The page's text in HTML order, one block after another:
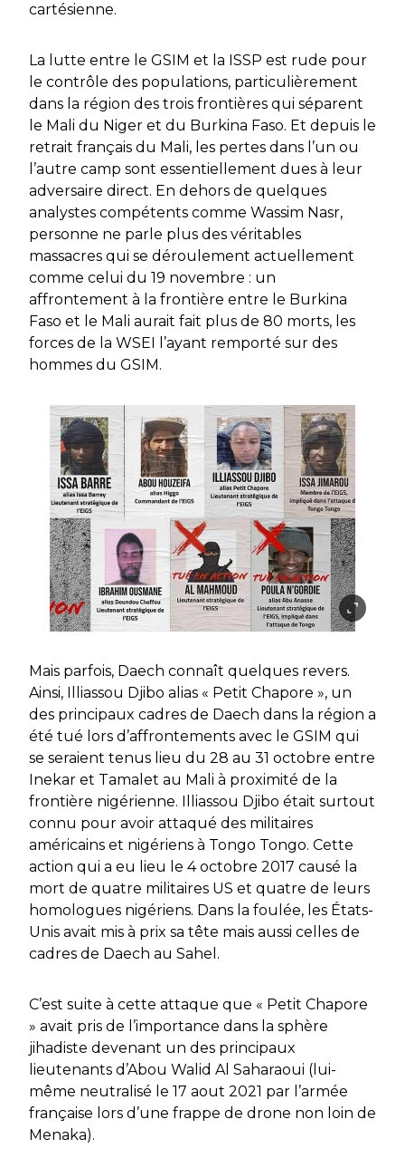
cartésienne.
La lutte entre le GSIM et la ISSP est rude pour
le contrôle des populations, particulièrement
dans la région des trois frontières qui séparent
le Mali du Niger et du Burkina Faso. Et depuis le
retrait français du Mali, les pertes dans l’un ou
l’autre camp sont essentiellement dues à leur
adversaire direct. En dehors de quelques
analystes compétents comme Wassim Nasr,
personne ne parle plus des véritables
massacres qui se déroulement actuellement
comme celui du 19 novembre : un
affrontement à la frontière entre le Burkina
Faso et le Mali aurait fait plus de 80 morts, les
forces de la WSEI l’ayant remporté sur des
hommes du GSIM.
Mais parfois, Daech connaît quelques revers.
Ainsi, Illiassou Djibo alias « Petit Chapore », un
des principaux cadres de Daech dans la région a
été tué lors d’affrontements avec le GSIM qui
se seraient tenus lieu du 28 au 31 octobre entre
Inekar et Tamalet au Mali à proximité de la
frontière nigérienne. Illiassou Djibo était surtout
connu pour avoir attaqué des militaires
américains et nigériens à Tongo Tongo. Cette
action qui a eu lieu le 4 octobre 2017 causé la
mort de quatre militaires US et quatre de leurs
homologues nigériens. Dans la foulée, les États-
Unis avait mis à prix sa tête mais aussi celles de
cadres de Daech au Sahel.
C’est suite à cette attaque que « Petit Chapore
» avait pris de l’importance dans la sphère
jihadiste devenant un des principaux
lieutenants d’Abou Walid Al Saharaoui (lui-
même neutralisé le 17 aout 2021 par l’armée
française lors d’une frappe de drone non loin de
Menaka).